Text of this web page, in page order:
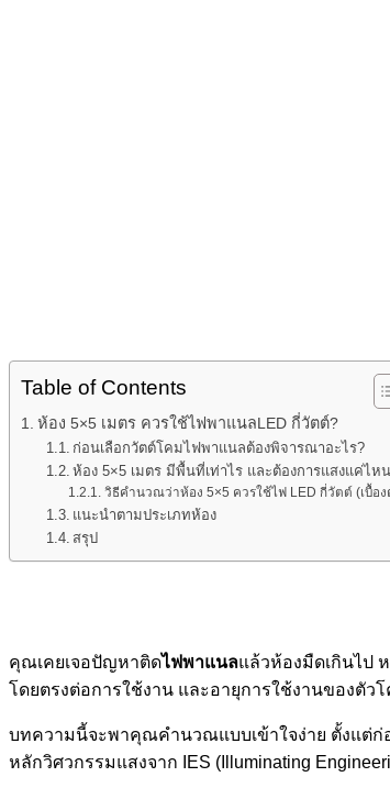
Table of Contents
ห้อง 5×5 เมตร ควรใช้ไฟพาแนลLED กี่วัตต์?
ก่อนเลือกวัตต์โคมไฟพาแนลต้องพิจารณาอะไร?
ห้อง 5×5 เมตร มีพื้นที่เท่าไร และต้องการแสงแค่ไหน
วิธีคำนวณว่าห้อง 5×5 ควรใช้ไฟ LED กี่วัตต์ (เบื้อ
แนะนำตามประเภทห้อง
สรุป
คุณเคยเจอปัญหาติดไฟพาแนลแล้วห้องมืดเกินไป
โดยตรงต่อการใช้งาน และอายุการใช้งานของตัว
บทความนี้จะพาคุณคำนวณแบบเข้าใจง่าย ตั้งแต่ก่
หลักวิศวกรรมแสงจาก IES (Illuminating